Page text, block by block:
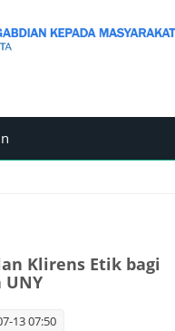
Klirens Etik bagi
UNY
13 07:50